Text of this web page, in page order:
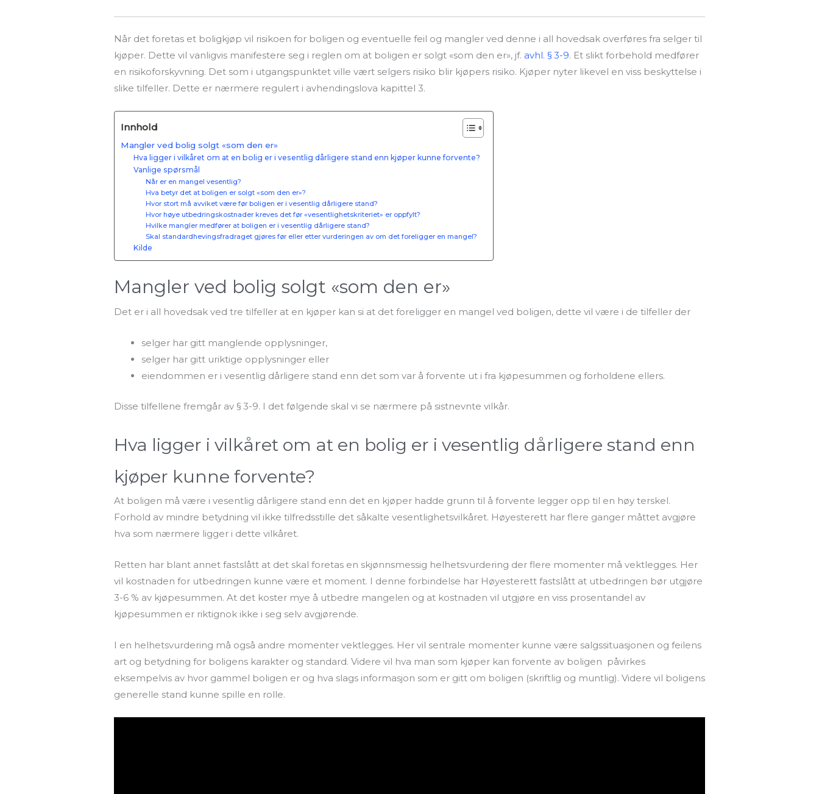
Når det foretas et boligkjøp vil risikoen for boligen og eventuelle feil og mangler ved denne i all hovedsak overføres fra selger til
kjøper. Dette vil vanligvis manifestere seg i reglen om at boligen er solgt «som den er», jf. avhl. § 3-9. Et slikt forbehold medfører
en risikoforskyvning. Det som i utgangspunktet ville vært selgers risiko blir kjøpers risiko. Kjøper nyter likevel en viss beskyttelse i
slike tilfeller. Dette er nærmere regulert i avhendingslova kapittel 3.
Innhold
Mangler ved bolig solgt «som den er»
Hva ligger i vilkåret om at en bolig er i vesentlig dårligere stand enn kjøper kunne forvente?
Vanlige spørsmål
Når er en mangel vesentlig?
Hva betyr det at boligen er solgt «som den er»?
Hvor stort må avviket være før boligen er i vesentlig dårligere stand?
Hvor høye utbedringskostnader kreves det før «vesentlighetskriteriet» er oppfylt?
Hvilke mangler medfører at boligen er i vesentlig dårligere stand?
Skal standardhevingsfradraget gjøres før eller etter vurderingen av om det foreligger en mangel?
Kilde
Mangler ved bolig solgt «som den er»
Det er i all hovedsak ved tre tilfeller at en kjøper kan si at det foreligger en mangel ved boligen, dette vil være i de tilfeller der
selger har gitt manglende opplysninger,
selger har gitt uriktige opplysninger eller
eiendommen er i vesentlig dårligere stand enn det som var å forvente ut i fra kjøpesummen og forholdene ellers.
Disse tilfellene fremgår av § 3-9. I det følgende skal vi se nærmere på sistnevnte vilkår.
Hva ligger i vilkåret om at en bolig er i vesentlig dårligere stand enn
kjøper kunne forvente?
At boligen må være i vesentlig dårligere stand enn det en kjøper hadde grunn til å forvente legger opp til en høy terskel.
Forhold av mindre betydning vil ikke tilfredsstille det såkalte vesentlighetsvilkåret. Høyesterett har flere ganger måttet avgjøre
hva som nærmere ligger i dette vilkåret.
Retten har blant annet fastslått at det skal foretas en skjønnsmessig helhetsvurdering der flere momenter må vektlegges. Her
vil kostnaden for utbedringen kunne være et moment. I denne forbindelse har Høyesterett fastslått at utbedringen bør utgjøre
3-6 % av kjøpesummen. At det koster mye å utbedre mangelen og at kostnaden vil utgjøre en viss prosentandel av
kjøpesummen er riktignok ikke i seg selv avgjørende.
I en helhetsvurdering må også andre momenter vektlegges. Her vil sentrale momenter kunne være salgssituasjonen og feilens
art og betydning for boligens karakter og standard. Videre vil hva man som kjøper kan forvente av boligen påvirkes
eksempelvis av hvor gammel boligen er og hva slags informasjon som er gitt om boligen (skriftlig og muntlig). Videre vil boligens
generelle stand kunne spille en rolle.